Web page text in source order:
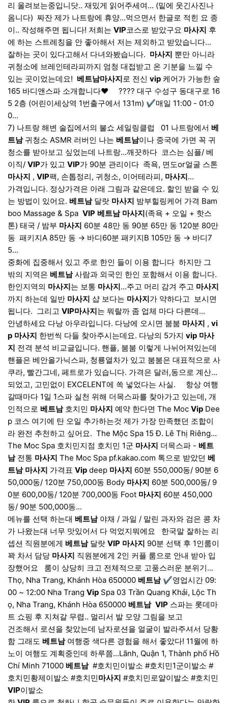
리 올려보는중입니닷.. 재밌게 읽어주세여... (밑에 웃긴사진나
옴니다) ​ 짜잔 제가 나트랑에 휴양...먹으면서 한글로 적힌 요 종
이.. 작성해주면 됩니다! 저희는 VIP코스로 받았구요 마사지 후
에 하는 스트레칭을 안 좋아해서 저는 제외하고 받았습니다...
잘하는 곳이 있다고해서 다녀와봤습니다. ​ 마사지 뿐만 아니라
귀청소에 브레인테라피까지 엄청 대접받고 온 기분을 느낄 수
있는 곳이었는데요! ​ 베트남마사지로 전신 vip 케어가 가능한 숲
165 바디앤스파 소개합니다♥️ ​ ​ ​ ​ ???? 대구 수성구 동대구로 16
5 2층 (어린이세상역 1번출구에서 131m) ✔️매일 11:00 - 01:0
0...
7) 나트랑 해변 술집에서의 불쇼 세일링클럽 ​ ​ 01 나트랑에서 베
트남귀청소 ASMR 러버인 나는 베트남이나 중국에 가면 꼭 귀
청소를 받아보고 싶었는데 나트랑...깨끗하다 ​ 코스는 심플/ 베
이직/ VIP가 있고 VIP가 90분 관리이다 ​ 족욕, 면도or얼굴 스톤
마사지 , VIP팩, 손톱정리, 귀청소, 이어테라피, 마사지...
가격입니다. 정상가격은 아래 그림과 같은데요. 할인 받을 수 있
는 방법이 있어요. 베트남달랏 마사지 밤부힐링케어 가격 Bam
boo Massage & Spa ​ VIP 베트남 마사지(족욕 + 오일 + 핫스
톤) 태국 / 밤부 마사지 60분 48만 동 90분 65만 동 120분 80만
동 ​ 패키지A 85만 동 → 바디60분 패키지B 105만 동 → 바디7
5...
중화에 집중해서 있고 주로 한인 들이 이용 합니다 ​ 하지만 그
밖의 지역은 베트남사람과 외국인 한인 포함해서 이용 합니다.
한인지역의 마사지는 보통 마사지...주고 머리 감겨 주고 마사지
까지 하는데 일반 마사지 샵 보다는 마사지가 약하다고 ​ 보시면
됩니다. ​ 그리고 VIP마사지는 뭐랄까 좀 업체 마다 다른데...
안녕하세요 다낭 아우라입니다. 다낭에 오시면 붐붐 마사지 , vi
p 마사지 한번씩 다들 찾아주시는데요. 다낭의 5가지 vip 마사
지 전격 분석 비교글입니다. 핸플, 붐붐 이렇게 나뉘어져있는데
핸플은 베안올가닉스파, 청룡열차가 있고 붐붐은 대표적으로 사
쿠라, 빨간그네, 페트로가 있습니다. 가격은 달러,동으로 계산...
되었고, 고민없이 EXCELENT에 쏙 넣었다는 사실. ​ ​ ​ ​ 항상 여행
갈때마다 1일 1스파 실천 위해 더목스파를 찾아가고 있는데, 개
인적으로 베트남호치민 마사지 예약 한다면 The Moc Vip Dee
p 코스 여기에 탄 오일 추가하는것 제가 가장 만족했던 조합이
라 완전 추천하고 싶어요. ​ The Mộc Spa 15 Đ. Lê Thị Riêng...
The Moc Spa 호치민지점 호치민 1군 마사지 더목스파 - 베트
남전통 마사지 The Moc Spa pf.kakao.com 톡으로 받았던 베
트남 마사지 가격표 Vip deep 마사지 60분 550,000동/ 90분 6
50,000동/ 120분 750,000동 Body 마사지 60분 500,000동/ 9
0분 600,00동/ 120분 700,000동 Foot 마사지 60분 450,000
동/ 90분 500,000동...
메뉴를 선택 하는대 베트남야채 / 과일 / 말린 과자와 검은 콩 차
가 나왔는대 너무 맛있어서 다 먹었지뭐에요​ ​ ​ 한국말 잘하는 리
셉션 직원분에게 베트남달랏 VIP 마사지 90분 선택 후 1인룸이
꽉 차서 담당 마사지 직원분에게 2인 커플 룸으로 안내 받아 입
장했어요​​ ​ ​ 룸이 상당히 크고 전체적으로 고풍스러운 분위기...
Thọ, Nha Trang, Khánh Hòa 650000 베트남✔영업시간 09:
00 ~ 12:00 Nha Trang Vip Spa 03 Trần Quang Khải, Lộc Th
ọ, Nha Trang, Khánh Hòa 650000 베트남​ VIP 스파는 롯데마
트 쇼핑 후 지쳐갈 무렵.. 멀리서 발 모양 그림을 보고
건조해서 로션을 찾았는데 남자로션을 얼굴이 발라주셔서 당황
함 그래도 베트남여행중 색다른 경험을 해서 좋았다! 11월에 하
노이 여행도 계획중인데 하루쯤...Lãnh, Quận 1, Thành phố Hồ
Chí Minh 71000 베트남​ #호치민이발소 #호치민1군이발소 #
호치민황제이발소 #호치민마사지 #호치민로얄이발소 #호치민
VIP이발소